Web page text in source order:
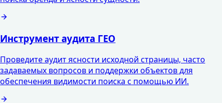
Инструмент аудита ГЕО
Проведите аудит ясности исходной страницы, часто
задаваемых вопросов и поддержки объектов для
обеспечения видимости поиска с помощью ИИ.